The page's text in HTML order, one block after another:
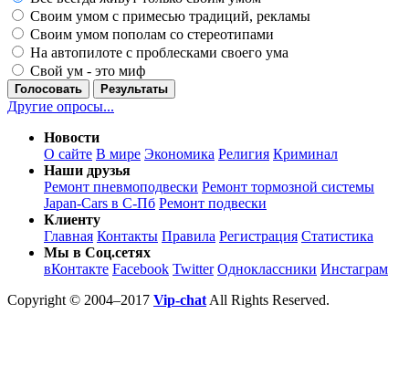
Своим умом с примесью традиций, рекламы
Своим умом пополам со стереотипами
На автопилоте с проблесками своего ума
Свой ум - это миф
Голосовать Результаты
Другие опросы...
Новости
О сайте В мире Экономика Религия Криминал
Наши друзья
Ремонт пневмоподвески Ремонт тормозной системы
Japan-Cars в С-Пб Ремонт подвески
Клиенту
Главная Контакты Правила Регистрация Статистика
Мы в Соц.сетях
вКонтакте Facebook Twitter Одноклассники Инстаграм
Copyright © 2004–2017 Vip-chat All Rights Reserved.